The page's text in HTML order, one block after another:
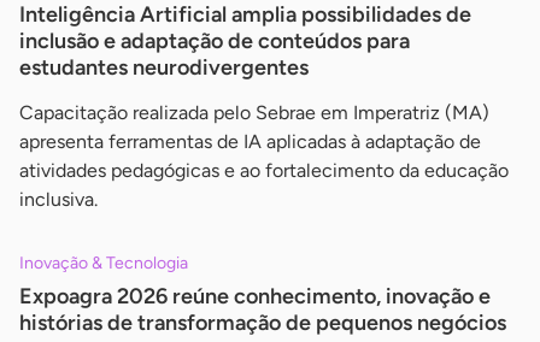
Inteligência Artificial amplia possibilidades de
inclusão e adaptação de conteúdos para
estudantes neurodivergentes
Capacitação realizada pelo Sebrae em Imperatriz (MA)
apresenta ferramentas de IA aplicadas à adaptação de
atividades pedagógicas e ao fortalecimento da educação
inclusiva.
Inovação & Tecnologia
Expoagra 2026 reúne conhecimento, inovação e
histórias de transformação de pequenos negócios